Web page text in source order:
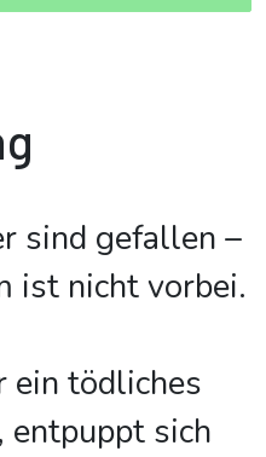
sind gefallen –
ist nicht vorbei.
ein tödliches
entpuppt sich